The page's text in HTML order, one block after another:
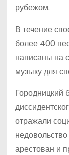
рубежом.
В течение
более 400
написаны на
музыку для
Городницкий
отражали
арестован и